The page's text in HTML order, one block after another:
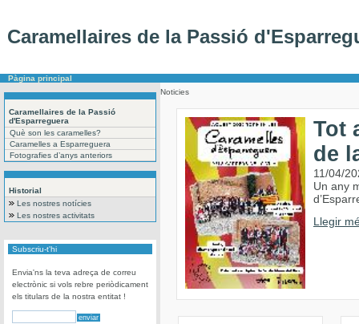
Caramellaires de la Passió
Pàgina principal
Caramellaires de la Passió
d'Esparreguera
Què son les caramelles?
Caramelles a Esparreguera
Fotografies d’anys anteriors
Historial
Les nostres notícies
Les nostres activitats
Subscriu-t'hi
Envia'ns la teva adreça de correu
electrònic si vols rebre periòdicament
els titulars de la nostra entitat !
Noticies
Tot
de
11/04/
Un any
Llegir